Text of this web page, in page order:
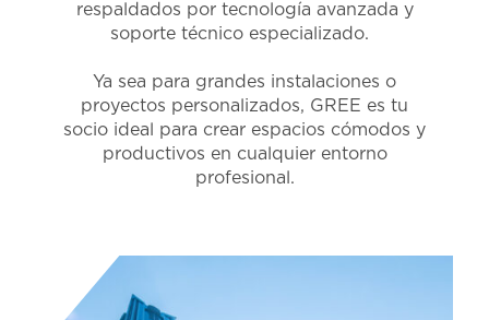
respaldados por tecnología avanzada y
soporte técnico especializado.
Ya sea para grandes instalaciones o
proyectos personalizados, GREE es tu
socio ideal para crear espacios cómodos y
productivos en cualquier entorno
profesional.